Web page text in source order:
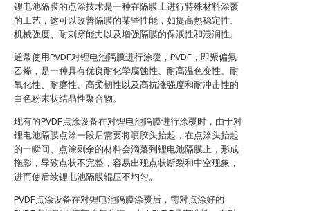
锂电池隔膜的点涂技术是一种在隔膜上进行特殊材料涂覆
的工艺，这可以改善隔膜的某些性能，如提高热稳定性、
机械强度、耐刺穿能力以及增强隔膜的保液性和浸润性。
通常使用PVDF对锂电池隔膜进行涂覆，PVDF，即聚偏氟
乙烯，是一种具有优良耐化学腐蚀性、耐高温色变性、耐
氧化性、耐磨性、高柔韧性以及高抗涨强度和耐冲击性的
白色粉末状结晶性聚合物。
现有的PVDF点涂设备在对锂电池隔膜进行涂覆时，由于对
锂电池隔膜点涂一段后需要将喷胶头抬起，在点涂头抬起
的一瞬间、点涂剩余的材料会滴落到锂电池隔膜上，形成
拖影，导致点状不完整，容易出现点状断裂和中空现象，
进而使后续锂电池隔膜辊压不均匀。
PVDF点涂设备在对锂电池隔膜涂覆后，需对点涂好的